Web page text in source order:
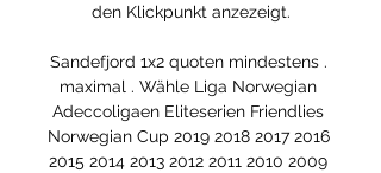
den Klickpunkt anzezeigt.
Sandefjord 1x2 quoten mindestens .
maximal . Wähle Liga Norwegian
Adeccoligaen Eliteserien Friendlies
Norwegian Cup 2019 2018 2017 2016
2015 2014 2013 2012 2011 2010 2009